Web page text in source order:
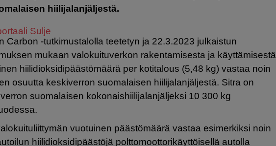
Sulje
hiilijalanjäljestä.
Carbon -tutkimustalolla teetetyn ja 22.3.2023 julkaistun
mukaan valokuituverkon rakentamisesta ja käyttämisestä
hiilidioksidipäästömäärä per kotitalous (5,48 kg) vastaa noin
osuutta keskiverron suomalaisen hiilijalanjäljestä. Sitra on
suomalaisen kokonaishiilijalanjäljeksi 10 300 kg
vuotuinen päästömäärä vastaa esimerkiksi noin
hiilidioksidipäästöjä polttomoottorikäyttöisellä autolla